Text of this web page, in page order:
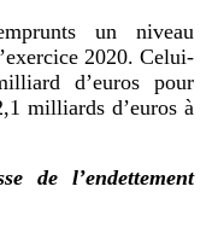
un niveau
2020. Celui-
d’euros pour
milliards d’euros à
de l’endettement